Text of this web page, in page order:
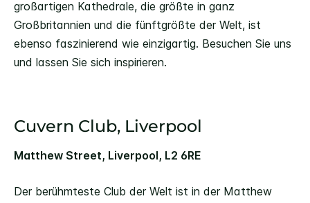
großartigen Kathedrale, die größte in ganz
Großbritannien und die fünftgrößte der Welt, ist
ebenso faszinierend wie einzigartig. Besuchen Sie uns
und lassen Sie sich inspirieren.
Cuvern Club, Liverpool
Matthew Street, Liverpool, L2 6RE
Der berühmteste Club der Welt ist in der Matthew